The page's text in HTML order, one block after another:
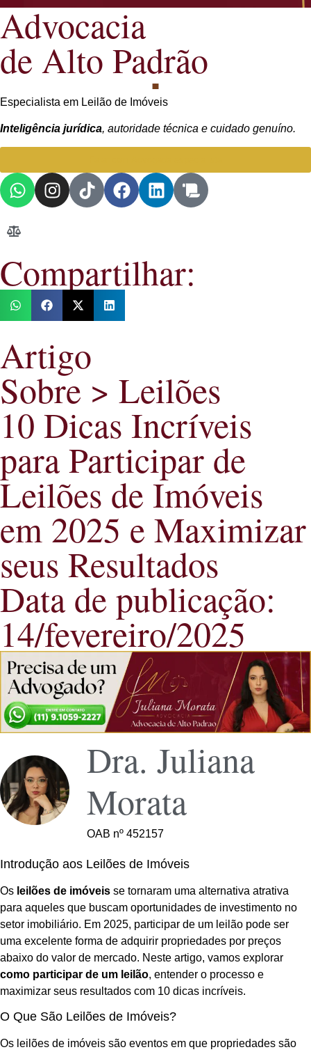
Advocacia
de Alto Padrão
Especialista em Leilão de Imóveis
Inteligência jurídica, autoridade técnica e cuidado genuíno.
Compartilhar:
Artigo
Sobre > Leilões
10 Dicas Incríveis
para Participar de
Leilões de Imóveis
em 2025 e Maximizar
seus Resultados
Data de publicação:
14/fevereiro/2025
Dra. Juliana
Morata
OAB nº 452157
Introdução aos Leilões de Imóveis
Os leilões de imóveis se tornaram uma alternativa atrativa
para aqueles que buscam oportunidades de investimento no
setor imobiliário. Em 2025, participar de um leilão pode ser
uma excelente forma de adquirir propriedades por preços
abaixo do valor de mercado. Neste artigo, vamos explorar
como participar de um leilão, entender o processo e
maximizar seus resultados com 10 dicas incríveis.
O Que São Leilões de Imóveis?
Os leilões de imóveis são eventos em que propriedades são